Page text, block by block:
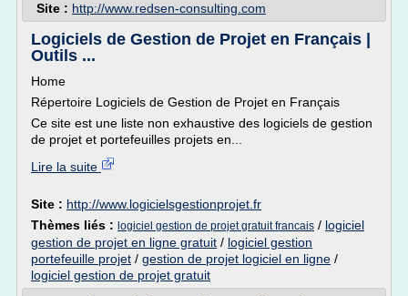
Site : http://www.redsen-consulting.com
Logiciels de Gestion de Projet en Français |
Outils ...
Home
Répertoire Logiciels de Gestion de Projet en Français
Ce site est une liste non exhaustive des logiciels de gestion
de projet et portefeuilles projets en...
Lire la suite
Site : http://www.logicielsgestionprojet.fr
Thèmes liés : logiciel gestion de projet gratuit francais / logiciel
gestion de projet en ligne gratuit / logiciel gestion
portefeuille projet / gestion de projet logiciel en ligne /
logiciel gestion de projet gratuit